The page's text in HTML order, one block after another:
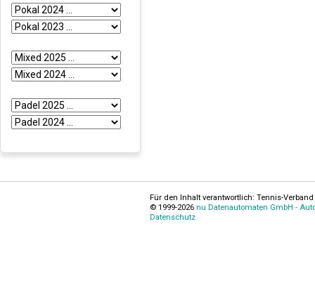
Für den Inhalt verantwortlich: Tennis-
© 1999-2026 nu Datenautomaten GmbH -
Datenschutz